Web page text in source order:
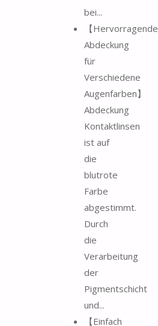
bei...
【Hervorragende
Abdeckung
für
Verschiedene
Augenfarben】
Abdeckung
Kontaktlinsen
ist auf
die
blutrote
Farbe
abgestimmt.
Durch
die
Verarbeitung
der
Pigmentschicht
und...
【Einfach